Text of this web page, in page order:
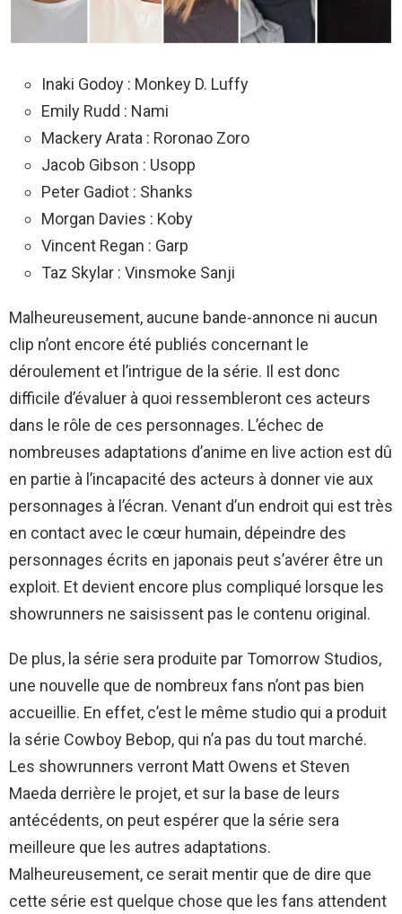
Inaki Godoy : Monkey D. Luffy
Emily Rudd : Nami
Mackery Arata : Roronao Zoro
Jacob Gibson : Usopp
Peter Gadiot : Shanks
Morgan Davies : Koby
Vincent Regan : Garp
Taz Skylar : Vinsmoke Sanji
Malheureusement, aucune bande-annonce ni aucun
clip n’ont encore été publiés concernant le
déroulement et l’intrigue de la série. Il est donc
difficile d’évaluer à quoi ressembleront ces acteurs
dans le rôle de ces personnages. L’échec de
nombreuses adaptations d’anime en live action est dû
en partie à l’incapacité des acteurs à donner vie aux
personnages à l’écran. Venant d’un endroit qui est très
en contact avec le cœur humain, dépeindre des
personnages écrits en japonais peut s’avérer être un
exploit. Et devient encore plus compliqué lorsque les
showrunners ne saisissent pas le contenu original.
De plus, la série sera produite par Tomorrow Studios,
une nouvelle que de nombreux fans n’ont pas bien
accueillie. En effet, c’est le même studio qui a produit
la série Cowboy Bebop, qui n’a pas du tout marché.
Les showrunners verront Matt Owens et Steven
Maeda derrière le projet, et sur la base de leurs
antécédents, on peut espérer que la série sera
meilleure que les autres adaptations.
Malheureusement, ce serait mentir que de dire que
cette série est quelque chose que les fans attendent